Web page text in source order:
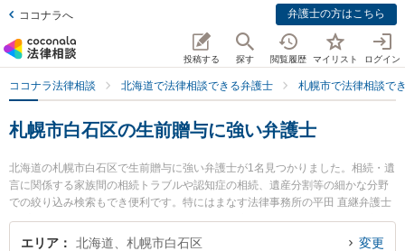
ココナラへ 弁護士の方はこちら
投稿する 探す 閲覧履歴 マイリスト ログイン
ココナラ法律相談 北海道で法律相談できる弁護士 札幌市で法律相談で
札幌市白石区の生前贈与に強い弁護士
北海道の札幌市白石区で生前贈与に強い弁護士が1名見つかりました。相続・遺
言に関係する家族間の相続トラブルや認知症の相続、遺産分割等の細かな分野
での絞り込み検索もでき便利です。特にはまなす法律事務所の平田 直継弁護士
のプロフィール情報や弁護士費用、強みなどが注目されています。『札幌市白
石区で土日や夜間に発生した生前贈与のトラブルを今すぐに弁護士に相談した
エリア 北海道、札幌市白石区 変更